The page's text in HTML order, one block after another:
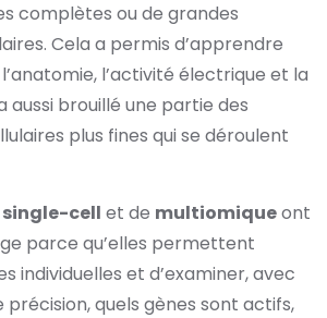
complètes ou de grandes
Cela a permis d’apprendre
l’activité électrique et la
aussi brouillé une partie des
plus fines qui se déroulent
single-cell et de multiomiqueont
parce qu’elles permettent
individuelles et d’examiner, avec
précision, quels gènes sont actifs,